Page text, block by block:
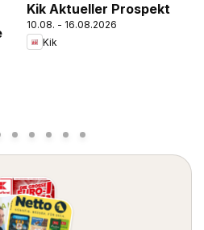
Kik Aktueller Prospekt
10.08. - 16.08.2026
Kik